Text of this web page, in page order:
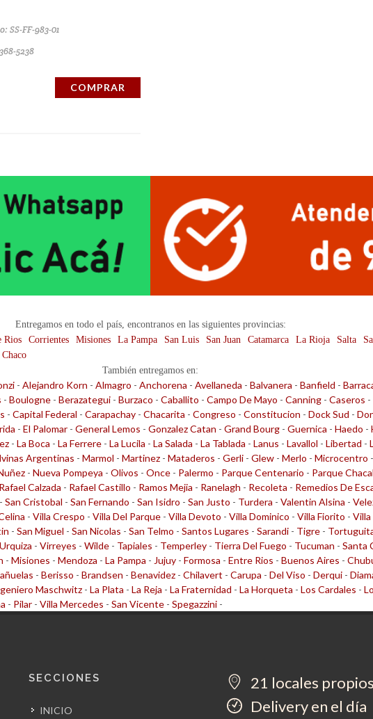
SS-FF-983-01
5238
COMPRAR
Entregamos en todo el país, encontranos en las siguientes provincias:
Rios Corrientes Misiones La Pampa San Luis San Juan Catamarca La Rioja Salta
Chaco
También entregamos en:
- Alejandro Korn - Almagro - Anchorena - Avellaneda - Balvanera - Banfield -
- Boulogne - Berazategui - Burzaco - Caballito - Campo De Mayo - Canning - Caseros -
- Capital Federal - Carapachay - Chacarita - Congreso - Constitucion - Dock Sud -
- El Palomar - General Lemos - Gonzalez Catan - Grand Bourg - Guernica - Haedo -
- La Boca - La Ferrere - La Lucila - La Salada - La Tablada - Lanus - Lavallol - Libertad -
Argentinas - Marmol - Martinez - Mataderos - Gerli - Glew - Merlo - Microcentro -
- Nueva Pompeya - Olivos - Once - Palermo - Parque Centenario - Parque
Rafael Calzada - Rafael Castillo - Ramos Mejia - Ranelagh - Recoleta - Remedios De
- San Cristobal - San Fernando - San Isidro - San Justo - Turdera - Valentin Alsina -
- Villa Crespo - Villa Del Parque - Villa Devoto - Villa Dominico - Villa Fiorito -
- San Miguel - San Nicolas - San Telmo - Santos Lugares - Sarandi - Tigre -
- Virreyes - Wilde - Tapiales - Temperley - Tierra Del Fuego - Tucuman - Santa
- Misiones - Mendoza - La Pampa - Jujuy - Formosa - Entre Rios - Buenos Aires -
- Berisso - Brandsen - Benavidez - Chilavert - Carupa - Del Viso - Derqui -
Maschwitz - La Plata - La Reja - La Fraternidad - La Horqueta - Los Cardales -
- Pilar - Villa Mercedes - San Vicente - Spegazzini -
SECCIONES
INICIO
21 locales propios
Delivery en el día